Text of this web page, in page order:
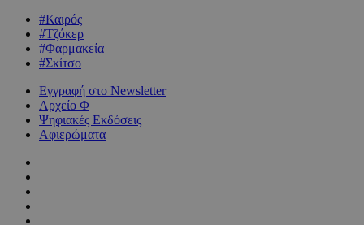
#Καιρός
#Τζόκερ
#Φαρμακεία
#Σκίτσο
Εγγραφή στο Newsletter
Αρχείο Φ
Ψηφιακές Εκδόσεις
Αφιερώματα